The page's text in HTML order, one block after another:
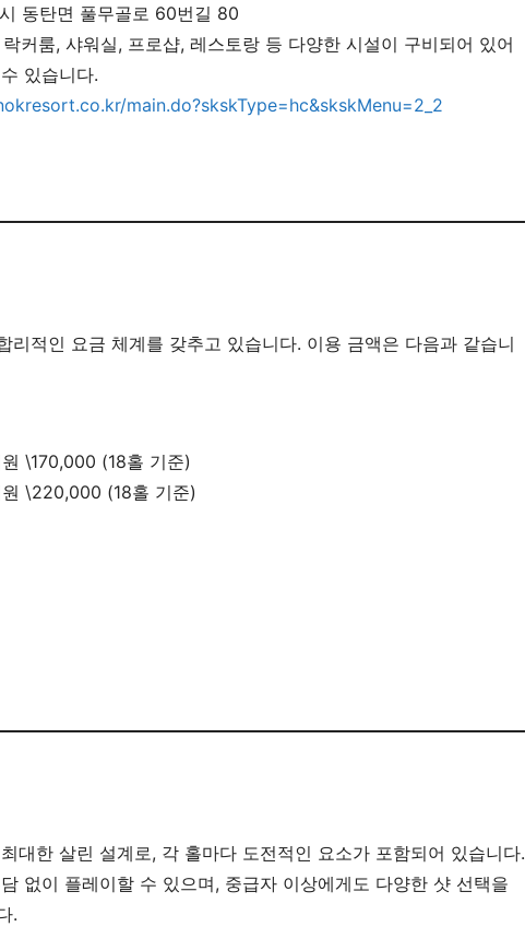
동탄면 풀무골로 60번길 80
커룸, 샤워실, 프로샵, 레스토랑 등 다양한 시설이 구비되어 있어
있습니다.
main.do?skskType=hc&skskMenu=2_2
리적인 요금 체계를 갖추고 있습니다. 이용 금액은 다음과 같습니
\170,000 (18홀 기준)
\220,000 (18홀 기준)
대한 살린 설계로, 각 홀마다 도전적인 요소가 포함되어 있습니다.
없이 플레이할 수 있으며, 중급자 이상에게도 다양한 샷 선택을
.